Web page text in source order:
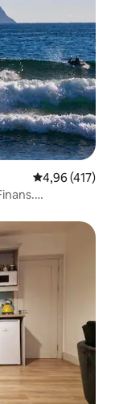
Note
4,96 (417)